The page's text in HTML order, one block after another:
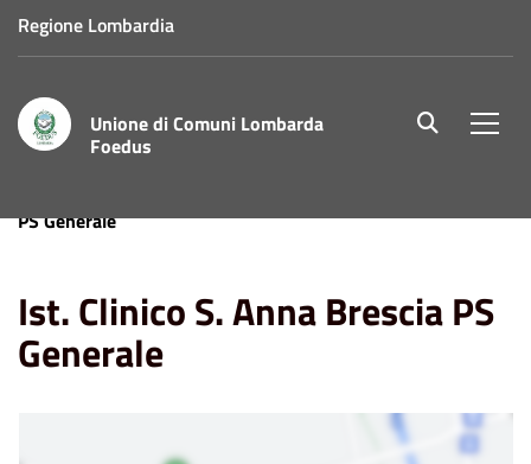
Regione Lombardia
Unione di Comuni Lombarda
Foedus
site.searc
PS Generale
Ist. Clinico S. Anna Brescia PS
Generale